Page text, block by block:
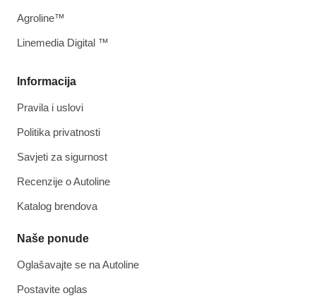
Informacija
Pravila i uslovi
Politika privatnosti
Savjeti za sigurnost
Recenzije o Autoline
Katalog brendova
Naše ponude
Oglašavajte se na Autoline
Postavite oglas
Agroline™
Linemedia Digital ™